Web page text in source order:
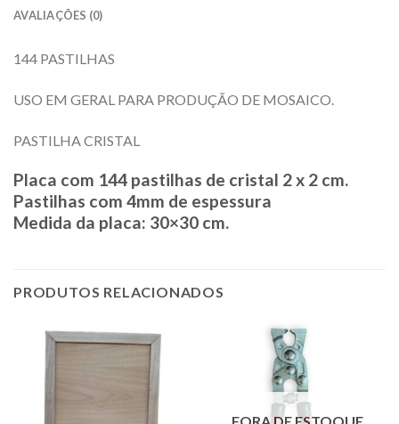
AVALIAÇÕES (0)
144 PASTILHAS
USO EM GERAL PARA PRODUÇÃO DE MOSAICO.
PASTILHA CRISTAL
Placa com 144 pastilhas de cristal 2 x 2 cm.
Pastilhas com 4mm de espessura
Medida da placa: 30×30 cm.
PRODUTOS RELACIONADOS
FORA DE ESTOQUE